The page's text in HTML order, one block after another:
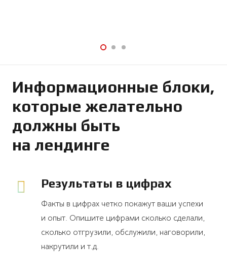
Информационные блоки,
которые желательно
должны быть
на лендинге
Результаты в цифрах
Факты в цифрах четко покажут ваши успехи
и опыт. Опишите цифрами сколько сделали,
сколько отгрузили, обслужили, наговорили,
накрутили и т.д.